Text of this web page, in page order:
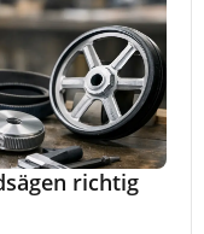
richtig